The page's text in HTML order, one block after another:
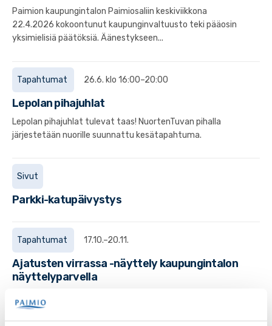
Paimion kaupungintalon Paimiosaliin keskiviikkona
22.4.2026 kokoontunut kaupunginvaltuusto teki pääosin
yksimielisiä päätöksiä. Äänestykseen...
Tapahtumat 26.6. klo 16:00–20:00
Lepolan pihajuhlat
Lepolan pihajuhlat tulevat taas! NuortenTuvan pihalla
järjestetään nuorille suunnattu kesätapahtuma.
Sivut
Parkki-katupäivystys
Tapahtumat 17.10.–20.11.
Ajatusten virrassa -näyttely kaupungintalon
näyttelyparvella
marraskuussa kaupungintalon näyttelyparvella.
Maanantaisin ja keskiviikkoisin pidennetty aukioaika.